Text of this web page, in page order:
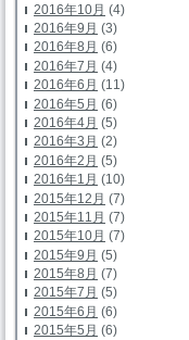
2016年10月 (4)
2016年9月 (3)
2016年8月 (6)
2016年7月 (4)
2016年6月 (11)
2016年5月 (6)
2016年4月 (5)
2016年3月 (2)
2016年2月 (5)
2016年1月 (10)
2015年12月 (7)
2015年11月 (7)
2015年10月 (7)
2015年9月 (5)
2015年8月 (7)
2015年7月 (5)
2015年6月 (6)
2015年5月 (6)